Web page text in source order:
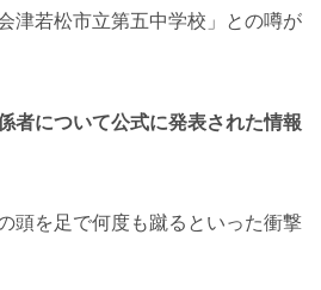
津若松市立第五中学校」との噂が
者について公式に発表された情報
頭を足で何度も蹴るといった衝撃